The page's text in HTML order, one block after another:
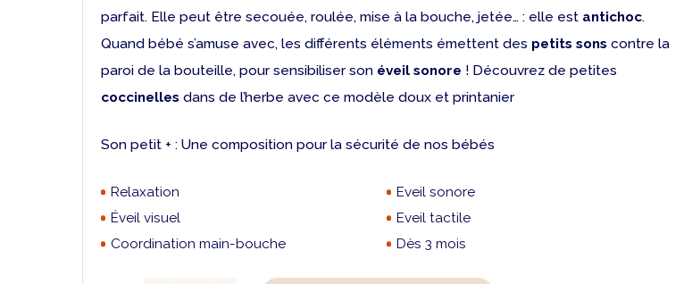
parfait. Elle peut être secouée, roulée, mise à la bouche, jetée… : elle est antichoc.
Quand bébé s’amuse avec, les différents éléments émettent des petits sons contre la
paroi de la bouteille, pour sensibiliser son éveil sonore ! Découvrez de petites
coccinelles dans de l’herbe avec ce modèle doux et printanier
Son petit + : Une composition pour la sécurité de nos bébés
Relaxation
Eveil sonore
Éveil visuel
Eveil tactile
Coordination main-bouche
Dès 3 mois